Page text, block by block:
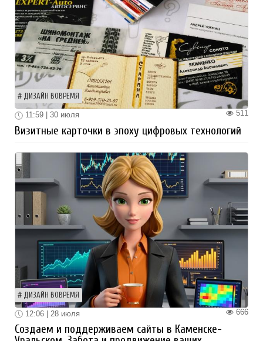
ДИЗАЙН ВОВРЕМЯ
511
11:59 | 30 июля
Визитные карточки в эпоху цифровых технологий
ДИЗАЙН ВОВРЕМЯ
666
12:06 | 28 июля
Создаем и поддерживаем сайты в Каменске-